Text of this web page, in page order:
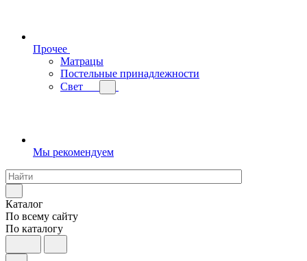
Прочее
Матрацы
Постельные принадлежности
Свет
Мы рекомендуем
Каталог
По всему сайту
По каталогу